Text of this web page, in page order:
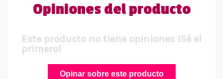
Opiniones del producto
Este producto no tiene opiniones ¡Sé el
primero!
Opinar sobre este producto